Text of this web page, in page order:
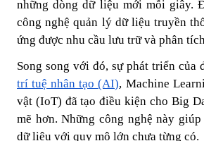
những dòng dữ liệu mới mỗi giây.
công nghệ quản lý dữ liệu truyền
ứng được nhu cầu lưu trữ và phân
Song song với đó, sự phát triển của
trí tuệ nhân tạo (AI), Machine
vật (IoT) đã tạo điều kiện cho Big
mẽ hơn. Những công nghệ này
dữ liệu với quy mô lớn chưa từng có.